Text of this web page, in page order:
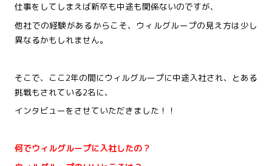
仕事をしてしまえば新卒も中途も関係ないのですが、
他社での経験があるからこそ、ウィルグループの見え方は少し
異なるかもしれません。
そこで、ここ2年の間にウィルグループに中途入社され、とある
挑戦もされている2名に、
インタビューをさせていただきました！！
何でウィルグループに入社したの？